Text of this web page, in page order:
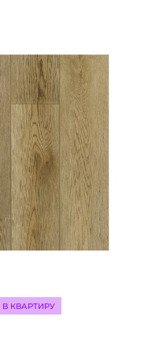
КВАРТИРУ